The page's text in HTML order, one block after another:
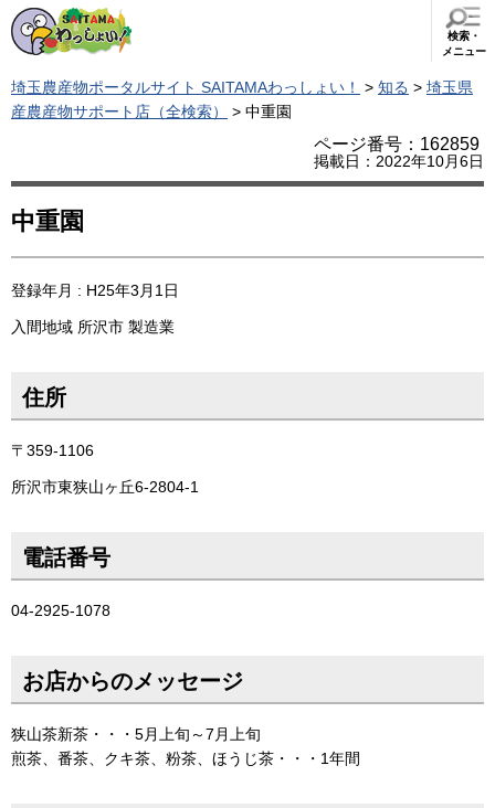
検索・
メニュー
埼玉農産物ポータルサイト SAITAMAわっしょい！ > 知る > 埼玉県
産農産物サポート店（全検索）
> 中重園
ページ番号：162859
掲載日：2022年10月6日
中重園
登録年月 : H25年3月1日
入間地域 所沢市 製造業
住所
〒359-1106
所沢市東狭山ヶ丘6-2804-1
電話番号
04-2925-1078
お店からのメッセージ
狭山茶新茶・・・5月上旬～7月上旬
煎茶、番茶、クキ茶、粉茶、ほうじ茶・・・1年間